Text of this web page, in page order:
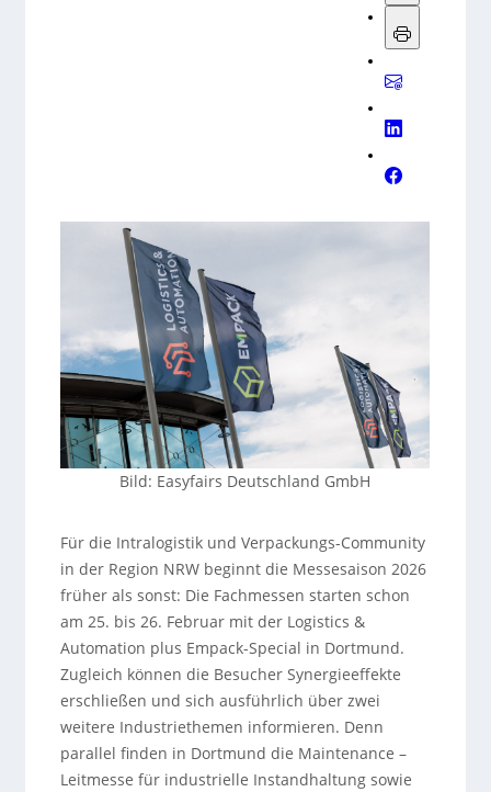
Bild: Easyfairs Deutschland GmbH
Für die Intralogistik und Verpackungs-Community
in der Region NRW beginnt die Messesaison 2026
früher als sonst: Die Fachmessen starten schon
am 25. bis 26. Februar mit der Logistics &
Automation plus Empack-Special in Dortmund.
Zugleich können die Besucher Synergieeffekte
erschließen und sich ausführlich über zwei
weitere Industriethemen informieren. Denn
parallel finden in Dortmund die Maintenance –
Leitmesse für industrielle Instandhaltung sowie